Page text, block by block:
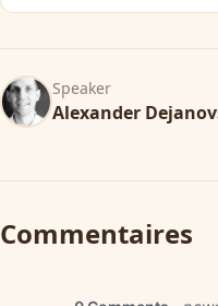
Speaker
Alexander
Commentaires